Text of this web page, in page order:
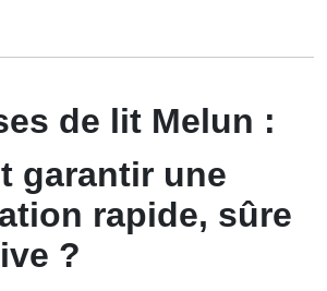
de lit Melun :
garantir une
rapide, sûre
?